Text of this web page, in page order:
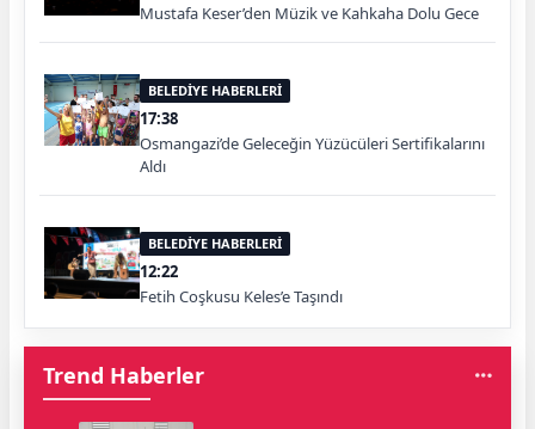
Mustafa Keser’den Müzik ve Kahkaha Dolu Gece
BELEDİYE HABERLERİ
17:38
Osmangazi’de Geleceğin Yüzücüleri Sertifikalarını
Aldı
BELEDİYE HABERLERİ
12:22
Fetih Coşkusu Keles’e Taşındı
Trend Haberler